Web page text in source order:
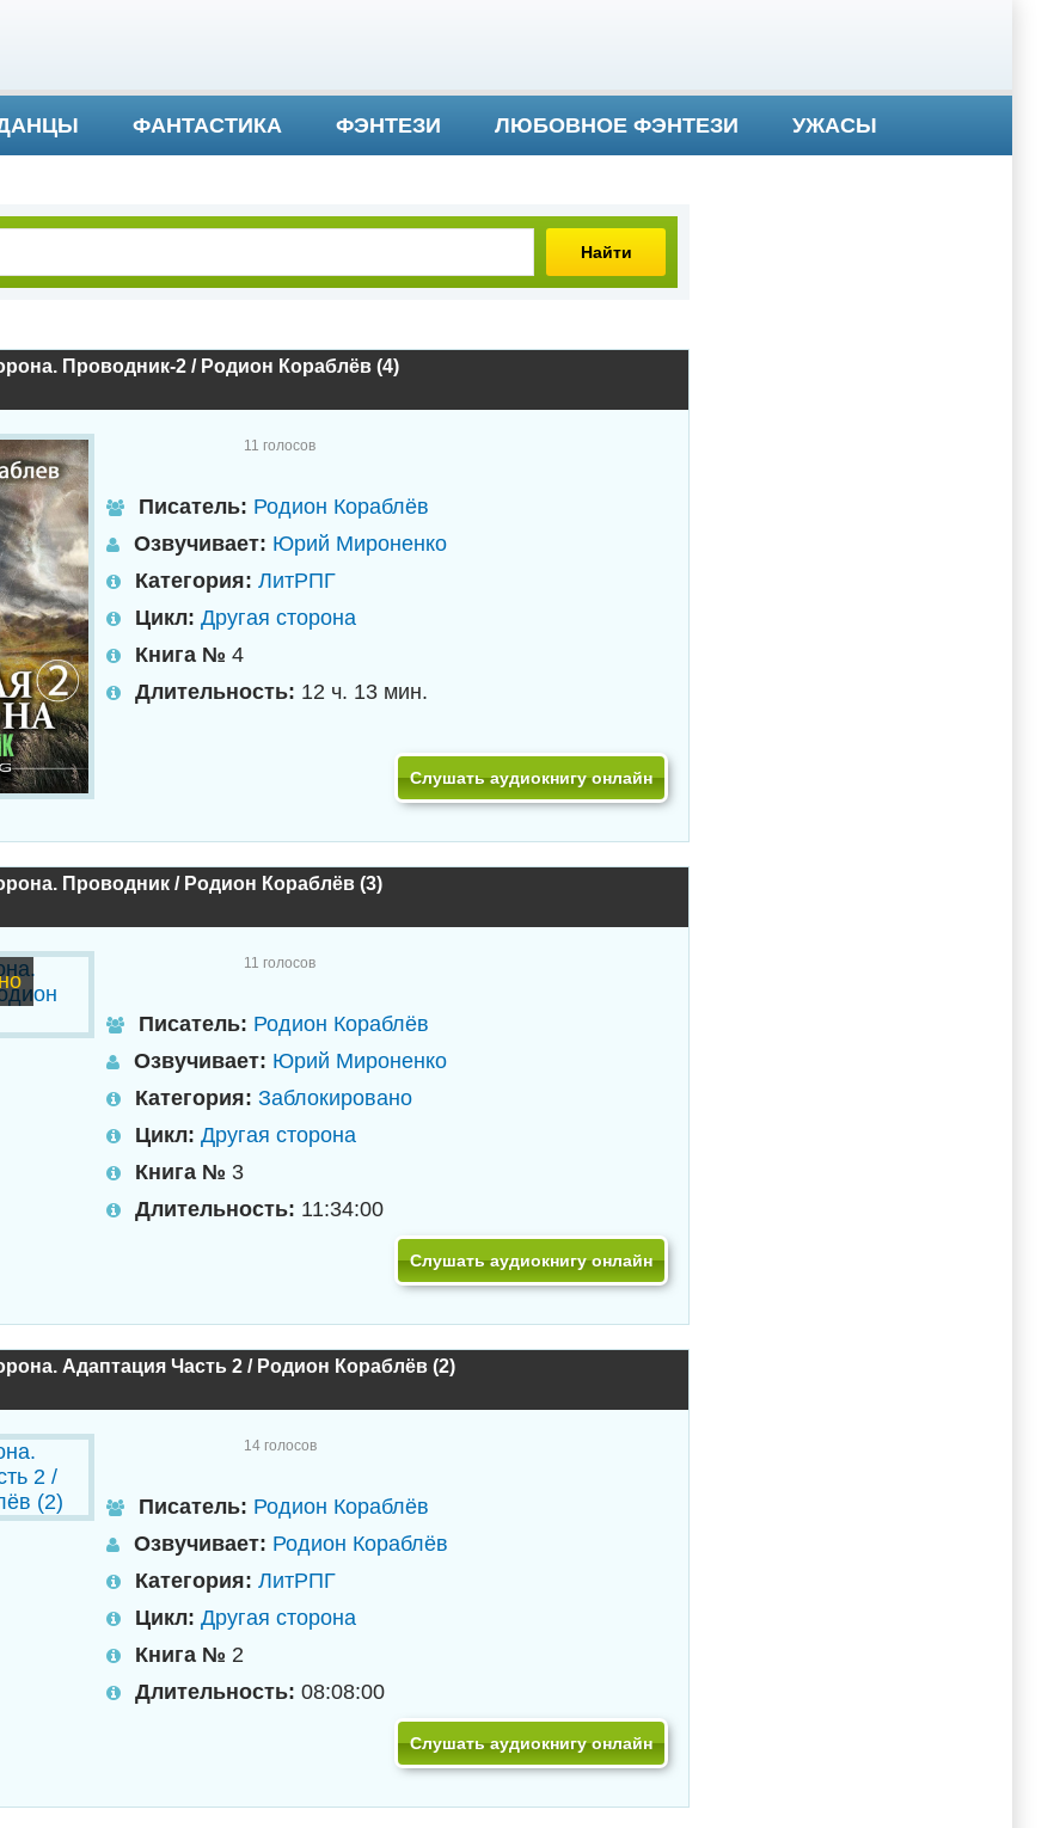
ФАНТАСТИКА ФЭНТЕЗИ ЛЮБОВНОЕ ФЭНТЕЗИ УЖАСЫ
Найти
Проводник-2 / Родион Кораблёв (4)
11 голосов
Писатель: Родион Кораблёв
Озвучивает: Юрий Мироненко
Категория: ЛитРПГ
Цикл: Другая сторона
Книга № 4
Длительность: 12 ч. 13 мин.
Слушать аудиокнигу онлайн
Проводник / Родион Кораблёв (3)
11 голосов
Писатель: Родион Кораблёв
Озвучивает: Юрий Мироненко
Категория: Заблокировано
Цикл: Другая сторона
Книга № 3
Длительность: 11:34:00
Слушать аудиокнигу онлайн
Адаптация Часть 2 / Родион Кораблёв (2)
14голосов
Писатель: Родион Кораблёв
Озвучивает: Родион Кораблёв
Категория: ЛитРПГ
Цикл: Другая сторона
Книга № 2
Длительность: 08:08:00
Слушать аудиокнигу онлайн